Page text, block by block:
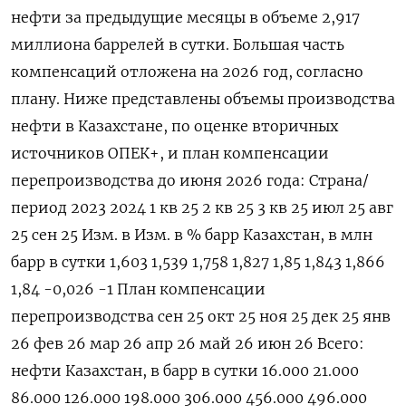
нефти за предыдущие месяцы в объеме 2,917
миллиона баррелей в сутки. Большая часть
компенсаций отложена на 2026 год, согласно
плану. Ниже представлены объемы производства
нефти в Казахстане, по оценке вторичных
источников ОПЕК+, и план компенсации
перепроизводства до июня 2026 года: Страна/
период 2023 2024 1 кв 25 2 кв 25 3 кв 25 июл 25 авг
25 сен 25 Изм. в Изм. в % барр Казахстан, в млн
барр в сутки 1,603 1,539 1,758 1,827 1,85 1,843 1,866
1,84 -0,026 -1 План компенсации
перепроизводства сен 25 окт 25 ноя 25 дек 25 янв
26 фев 26 мар 26 апр 26 май 26 июн 26 Всего:
нефти Казахстан, в барр в сутки 16.000 21.000
86.000 126.000 198.000 306.000 456.000 496.000